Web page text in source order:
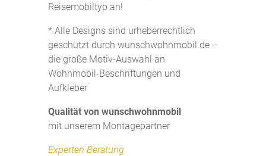
Reisemobiltyp an!
* Alle Designs sind urheberrechtlich
geschützt durch wunschwohnmobil.de –
die große Motiv-Auswahl an
Wohnmobil-Beschriftungen und
Aufkleber
Qualität von wunschwohnmobil
mit unserem Montagepartner
Experten Beratung